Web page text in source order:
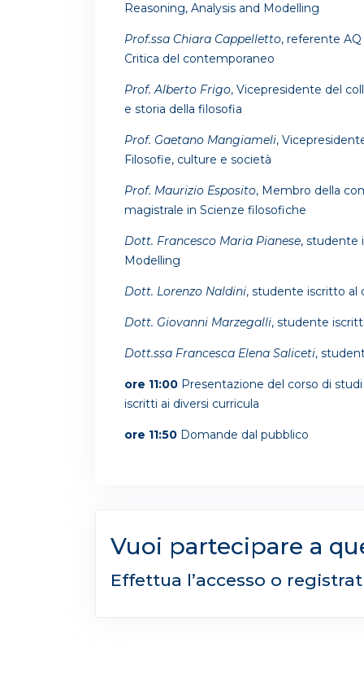
Reasoning, Analysis and Modelling
Prof.ssa Chiara Cappelletto, referente
Critica del contemporaneo
Prof. Alberto Frigo, Vicepresidente del
e storia della filosofia
Prof. Gaetano Mangiameli,
Filosofie, culture e società
Prof. Maurizio Esposito, Membro della
magistrale in Scienze filosofiche
Dott. Francesco Maria Pianese, studente
Modelling
Dott. Lorenzo Naldini, studente iscritto al
Dott. Giovanni Marzegalli, studente
Dott.ssa Francesca Elena Saliceti,
ore 11:00 Presentazione del corso di
iscritti ai diversi curricula
ore 11:50 Domande dal pubblico
Vuoi partecipare a
Effettua l’accesso o